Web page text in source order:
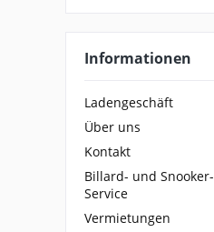
Informationen
Ladengeschäft
Über uns
Kontakt
Billard- und Snooker-
Service
Vermietungen